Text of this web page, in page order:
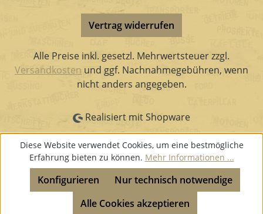
Vertrag widerrufen
Alle Preise inkl. gesetzl. Mehrwertsteuer zzgl.
Versandkosten und ggf. Nachnahmegebühren, wenn
nicht anders angegeben.
Realisiert mit Shopware
Diese Website verwendet Cookies, um eine bestmögliche
Erfahrung bieten zu können. Mehr Informationen ...
Nur technisch notwendige
Konfigurieren
Alle Cookies akzeptieren